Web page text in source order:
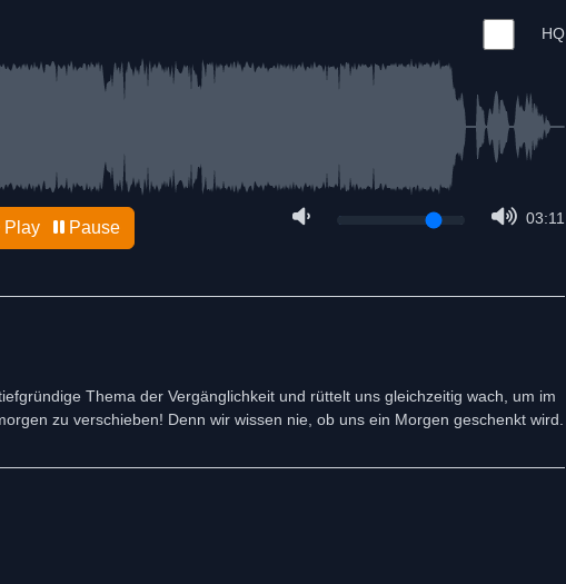
HQ
03:11
Play Pause
Thema der Vergänglichkeit und rüttelt uns gleichzeitig wach, um im
zu verschieben! Denn wir wissen nie, ob uns ein Morgen geschenkt wird.